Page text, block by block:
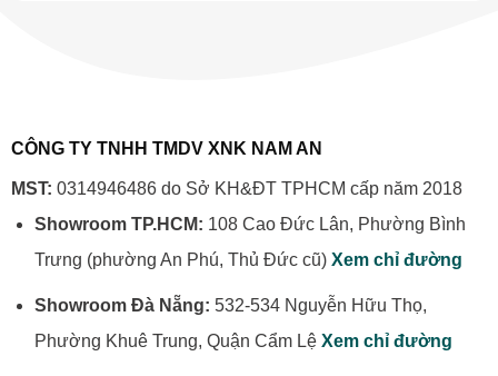
CÔNG TY TNHH TMDV XNK NAM AN
MST: 0314946486 do Sở KH&ĐT TPHCM cấp năm 2018
Showroom TP.HCM: 108 Cao Đức Lân, Phường Bình
Trưng (phường An Phú, Thủ Đức cũ) Xem chỉ đường
Showroom Đà Nẵng: 532-534 Nguyễn Hữu Thọ,
Phường Khuê Trung, Quận Cẩm Lệ Xem chỉ đường